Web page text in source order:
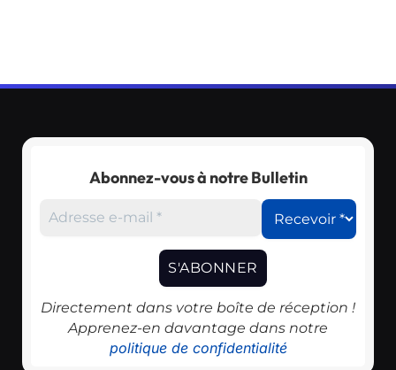
Abonnez-vous à notre Bulletin
Directement dans votre boîte de réception !
Apprenez-en davantage dans notre
politique de confidentialité